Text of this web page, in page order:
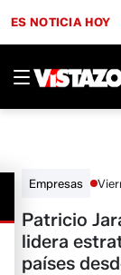
ES NOTICIA HOY
Empresas
Patricio
lidera
países